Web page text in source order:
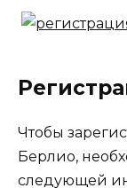
Чтобы
Берлио,
следующей